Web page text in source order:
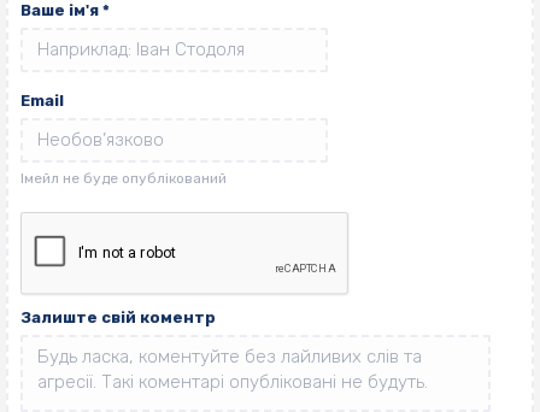
Ваше ім'я *
Email
Залиште свій коментр